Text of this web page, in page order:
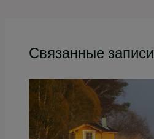
Связанные записи